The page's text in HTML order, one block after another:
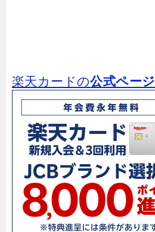
楽天カードの公式ページ